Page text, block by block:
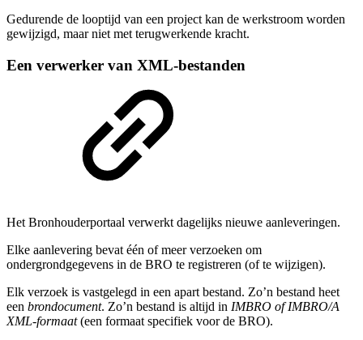
Gedurende de looptijd van een project kan de werkstroom worden
gewijzigd, maar niet met terugwerkende kracht.
Een verwerker van XML-bestanden
Het Bronhouderportaal verwerkt dagelijks nieuwe aanleveringen.
Elke aanlevering bevat één of meer verzoeken om
ondergrondgegevens in de BRO te registreren (of te wijzigen).
Elk verzoek is vastgelegd in een apart bestand. Zo’n bestand heet
een brondocument. Zo’n bestand is altijd in IMBRO of IMBRO/A
XML-formaat(een formaat specifiek voor de BRO).